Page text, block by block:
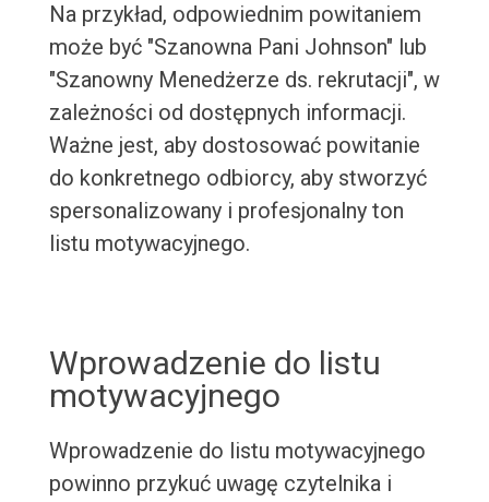
Na przykład, odpowiednim powitaniem
może być "Szanowna Pani Johnson" lub
"Szanowny Menedżerze ds. rekrutacji", w
zależności od dostępnych informacji.
Ważne jest, aby dostosować powitanie
do konkretnego odbiorcy, aby stworzyć
spersonalizowany i profesjonalny ton
listu motywacyjnego.
Wprowadzenie do listu
motywacyjnego
Wprowadzenie do listu motywacyjnego
powinno przykuć uwagę czytelnika i